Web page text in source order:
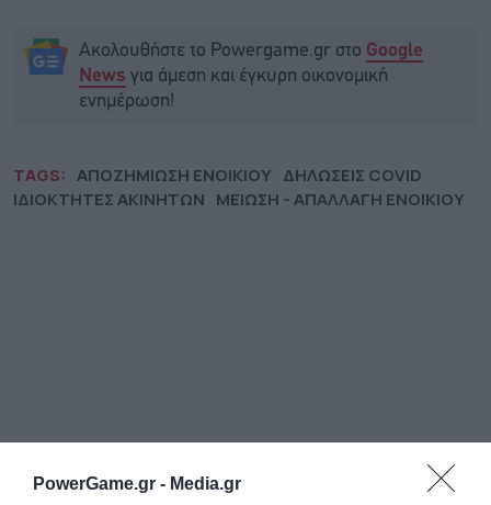
PowerGame.gr - Media.gr
Ακολουθήστε το Powergame.gr στο Google
News για άμεση και έγκυρη οικονομική
ενημέρωση!
TAGS: ΑΠΟΖΗΜΙΩΣΗ ΕΝΟΙΚΙΟΥ ΔΗΛΩΣΕΙΣ COVID
ΙΔΙΟΚΤΗΤΕΣ ΑΚΙΝΗΤΩΝ ΜΕΙΩΣΗ - ΑΠΑΛΛΑΓΗ ΕΝΟΙΚΙΟΥ